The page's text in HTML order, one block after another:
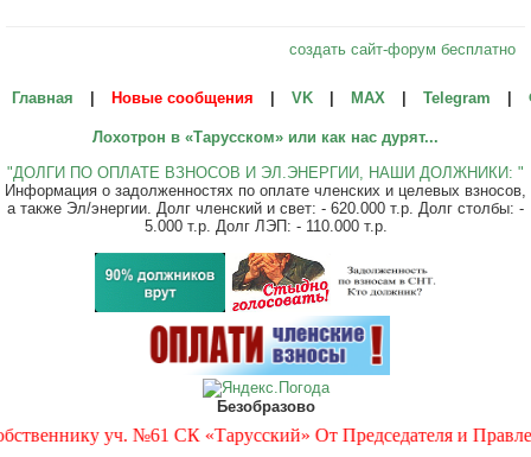
создать сайт-форум бесплатно
Главная Новые сообщения VK МАХ Telegram
Лохотрон в «Тарусском» или как нас дурят...
"ДОЛГИ ПО ОПЛАТЕ ВЗНОСОВ И ЭЛ.ЭНЕРГИИ, НАШИ ДОЛЖНИКИ: "
Информация о задолженностях по оплате членских и целевых взносов,
а также Эл/энергии. Долг членский и свет: - 620.000 т.р. Долг столбы: -
5.000 т.р. Долг ЛЭП: - 110.000 т.р.
Безобразово
уч. №61 СК «Тарусский» От Председателя и Правления